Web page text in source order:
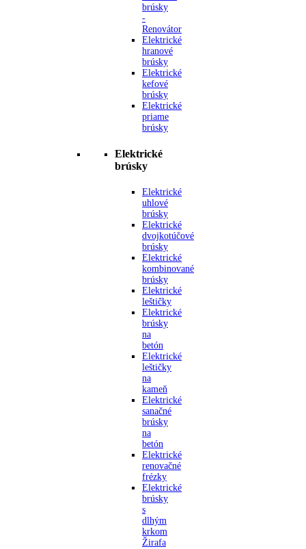
brúsky
-
Renovátor
Elektrické
hranové
brúsky
Elektrické
kefové
brúsky
Elektrické
priame
brúsky
Elektrické
brúsky
Elektrické
uhlové
brúsky
Elektrické
dvojkotúčové
brúsky
Elektrické
kombinované
brúsky
Elektrické
leštičky
Elektrické
brúsky
na
betón
Elektrické
leštičky
na
kameň
Elektrické
sanačné
brúsky
na
betón
Elektrické
renovačné
frézky
Elektrické
brúsky
s
dlhým
krkom
Žirafa